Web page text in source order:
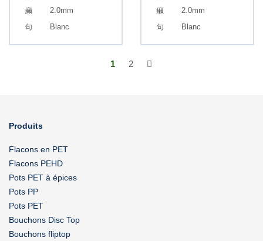
2.0mm
Blanc
2.0mm
Blanc
1 2
Produits
Flacons en PET
Flacons PEHD
Pots PET à épices
Pots PP
Pots PET
Bouchons Disc Top
Bouchons fliptop